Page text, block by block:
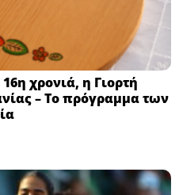
χρονιά, η Γιορτή
– Το πρόγραμμα των